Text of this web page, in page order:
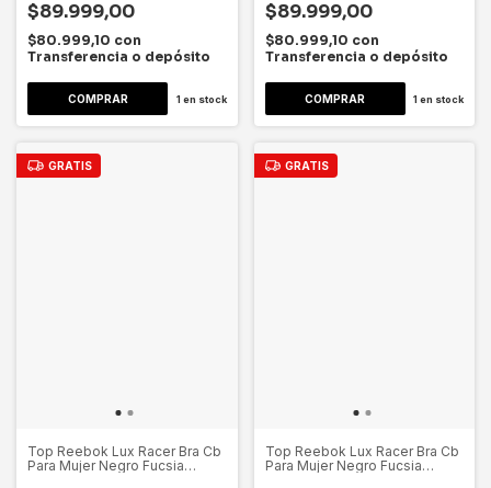
$89.999,00
$80.999,10 con
Transferencia o depósito
1 en stock
$89.999,00
$80.999,10 con
Transferencia o depósito
1 en stock
GRATIS
Top Reebok Lux Racer Bra Cb
Para Mujer Negro Fucsia
GRATIS
Top Reebok Lux Racer Bra Cb
Para Mujer Negro Fucsia